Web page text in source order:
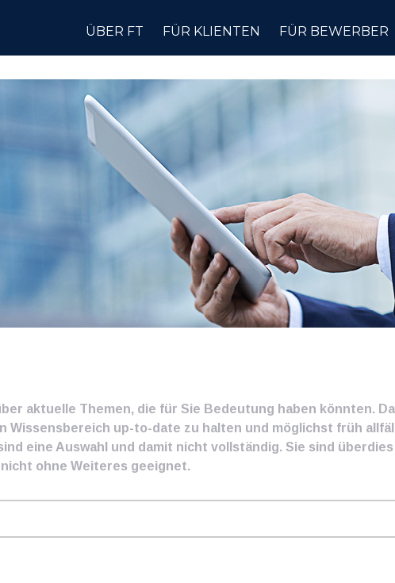
ÜBER FT FÜR KLIENTEN FÜR BEWERBER
aktuelle Themen, die für Sie Bedeutung haben könnten.
Wissensbereich up-to-date zu halten und möglichst früh
eine Auswahl und damit nicht vollständig. Sie sind
ohne Weiteres geeignet.